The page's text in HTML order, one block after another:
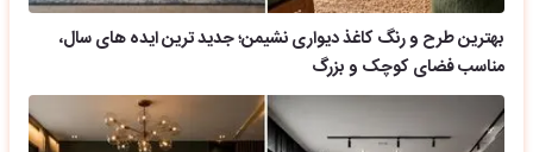
بهترین طرح و رنگ کاغذ دیواری نشیمن؛ جدید ترین ایده های سال،
مناسب فضای کوچک و بزرگ